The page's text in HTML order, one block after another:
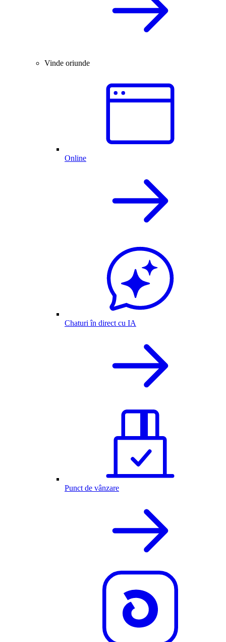
Vinde oriunde
Online
Chaturi în direct cu IA
Punct de vânzare